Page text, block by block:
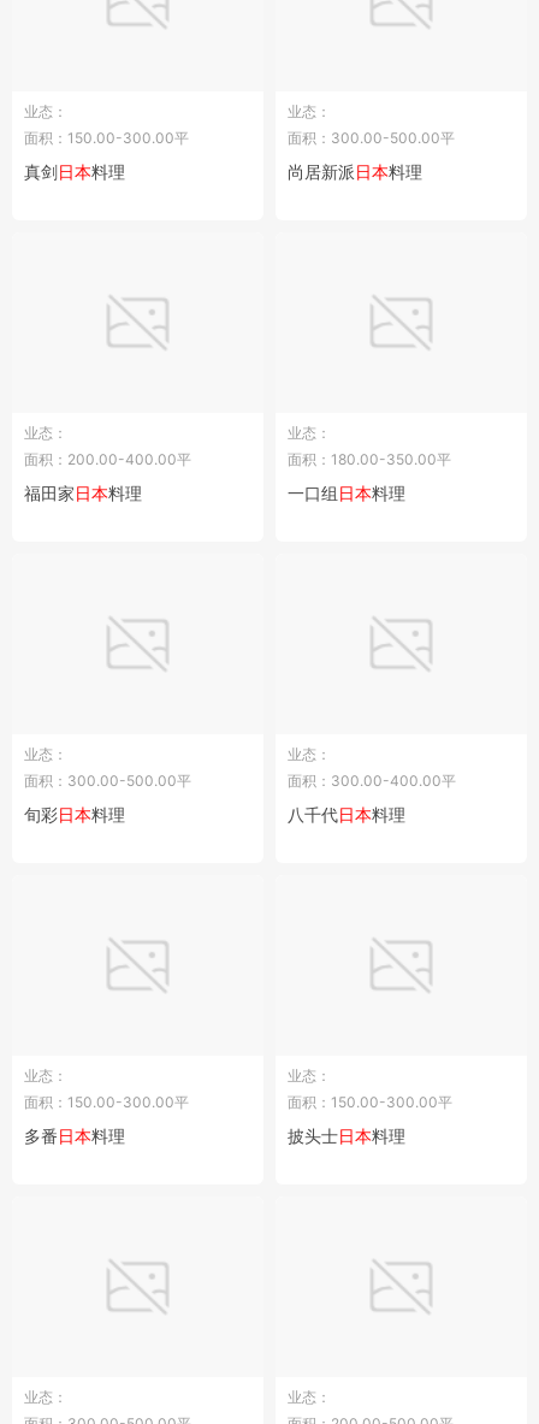
业态：
面积：150.00-300.00平
真剑日本料理
业态：
面积：300.00-500.00平
尚居新派日本料理
业态：
面积：200.00-400.00平
福田家日本料理
业态：
面积：180.00-350.00平
一口组 日本料理
业态：
面积：300.00-500.00平
旬彩日本料理
业态：
面积：300.00-400.00平
八千代日本料理
业态：
面积：150.00-300.00平
多番日本料理
业态：
面积：150.00-300.00平
披头士日本料理
业态：
业态：